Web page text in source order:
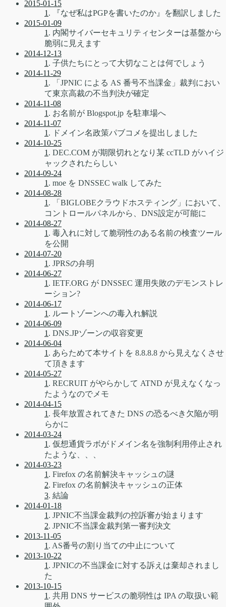
2015-01-15
1 . 『なぜ私はPGPを書いたのか』を翻訳しました
2015-01-09
1 . 内閣サイバーセキュリティセンターは基盤から
脆弱に見えます
2014-12-13
1 . 子供たちにとって大切なことは何でしょう
2014-11-29
1 . 「JPNIC による AS 番号不当課金」裁判におい
て東京高裁の不当判決が確定
2014-11-08
1 . お名前が Blogspot.jp を駐車場へ
2014-11-07
1 . ドメイン名政策パブコメを提出しました
2014-10-25
1 . DEC.COM が期限切れとなり某 ccTLD がハイジ
ャックされたらしい
2014-09-24
1 . moe を DNSSEC walk してみた
2014-08-28
1 . 「BIGLOBEクラウドホスティング」において、
コントロールパネルから、DNS設定が可能に
2014-08-27
1 . 毒入れに対して脆弱性のある名前の検査ツール
を公開
2014-07-20
1 . JPRSの弁明
2014-06-27
1 . IETF.ORG が DNSSEC 運用失敗のデモンストレ
ーション?
2014-06-17
1 . ルートゾーンへの毒入れ解説
2014-06-09
1 . DNS.JPゾーンの収容変更
2014-06-04
1 . あらためて本サイトを 8.8.8.8 から見えなくさせ
て頂きます
2014-05-27
1 . RECRUIT がやらかして ATND が見えなくなっ
たようなのでメモ
2014-04-15
1 . 長年放置されてきた DNS の恐るべき欠陥が明
らかに
2014-03-24
1 . 仮想通貨ラボがドメイン名を強制利用停止され
たような、、、
2014-03-23
1 . Firefox の名前解決キャッシュの謎
2. Firefox の名前解決キャッシュの正体
3. 結論
2014-01-18
1 . JPNIC不当課金裁判の控訴審が始まります
2. JPNIC不当課金裁判第一審判決文
2013-11-05
1 . AS番号の割り当ての中止について
2013-10-22
1 . JPNICの不当課金に対する訴えは棄却されまし
た
2013-10-15
1 . 共用 DNS サービスの脆弱性は IPA の取扱い範